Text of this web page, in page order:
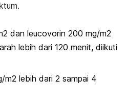
dan leucovorin 200 mg/m2
lebih dari 120 menit, diikuti
m2 lebih dari 2 sampai 4